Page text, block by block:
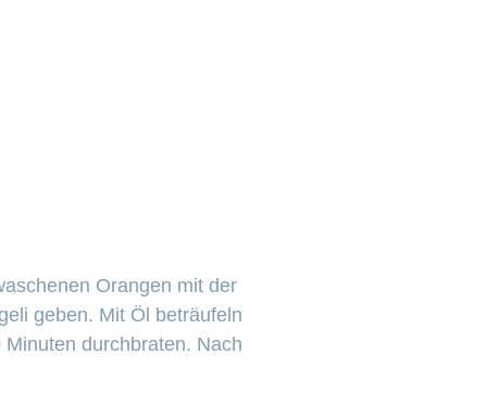
Orangen mit der
geben. Mit Öl beträufeln
durchbraten. Nach